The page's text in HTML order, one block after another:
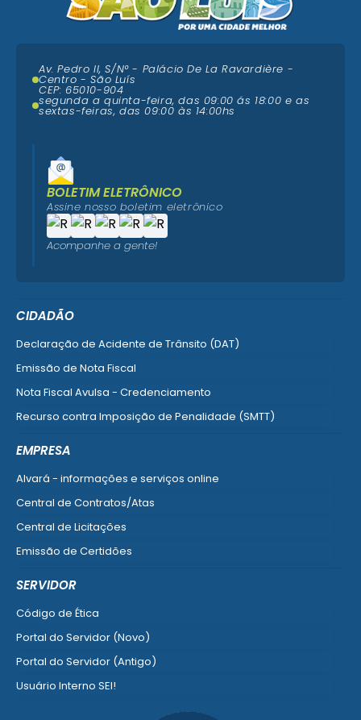
CIDADÃO
Declaração de Acidente de Trânsito (DAT)
Emissão de Nota Fiscal
Nota Fiscal Avulsa - Credenciamento
Recurso contra Imposição de Penalidade (SMTT)
EMPRESA
Alvará - informações e serviços online
Central de Contratos/Atas
Central de Licitações
Emissão de Certidões
SERVIDOR
Código de Ética
Portal do Servidor (Novo)
Portal do Servidor (Antigo)
Usuário Interno SEI!
Av. Pedro II, S/N° - Palácio De La Ravardière -
Centro - São Luís
CEP: 65010-904
segunda a quinta-feira, das 09:00 ás 18:00 e as
sextas-feiras, das 09:00 às 14:00hs
BOLETIM ELETRÔNICO
Assine nosso boletim eletrônico
Acompanhe a gente!